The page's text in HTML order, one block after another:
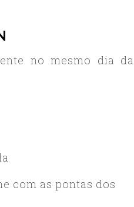
no mesmo dia da
com as pontas dos